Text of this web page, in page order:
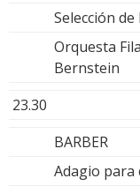
Selección
Orquesta
Bernstein
23.30
BARBER
Adagio para